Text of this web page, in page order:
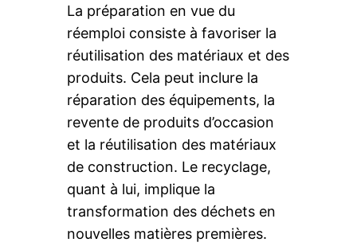
La préparation en vue du
réemploi consiste à favoriser la
réutilisation des matériaux et des
produits. Cela peut inclure la
réparation des équipements, la
revente de produits d’occasion
et la réutilisation des matériaux
de construction. Le recyclage,
quant à lui, implique la
transformation des déchets en
nouvelles matières premières.